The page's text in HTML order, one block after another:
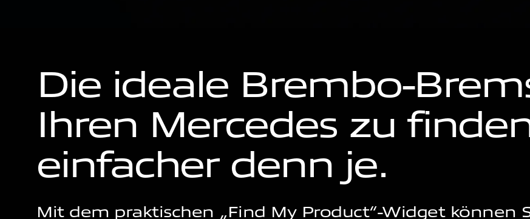
Die ideale Brembo-
Ihren Mercedes zu
einfacher denn je.
Mit dem praktischen „Find My Product“-Widget können